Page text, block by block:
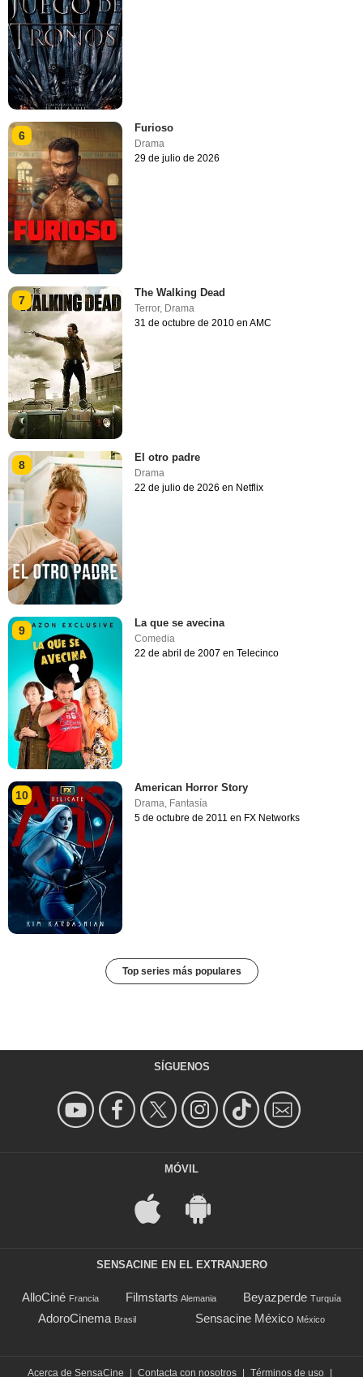
6
Furioso
Drama
29 de julio de 2026
7
The Walking Dead
Terror, Drama
31 de octubre de 2010 en AMC
8
El otro padre
Drama
22 de julio de 2026 en Netflix
9
La que se avecina
Comedia
22 de abril de 2007 en Telecinco
10
American Horror Story
Drama, Fantasía
5 de octubre de 2011 en FX Networks
Top series más populares
SÍGUENOS
MÓVIL
SENSACINE EN EL EXTRANJERO
AlloCiné Francia Filmstarts Alemania Beyazperde Turquía
AdoroCinema Brasil Sensacine México México
Acerca de SensaCine Contacta con nosotros Términos de uso